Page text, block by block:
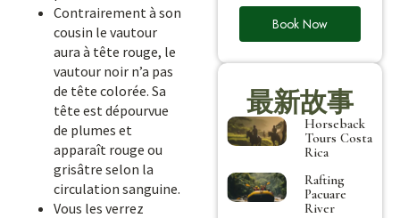
Contrairement à son
cousin le vautour
aura à tête rouge, le
vautour noir n’a pas
de tête colorée. Sa
tête est dépourvue
de plumes et
apparaît rouge ou
grisâtre selon la
circulation sanguine.
Vous les verrez
Book Now
最新故事
Horseback
Tours Costa
Rica
Rafting
Pacuare
River